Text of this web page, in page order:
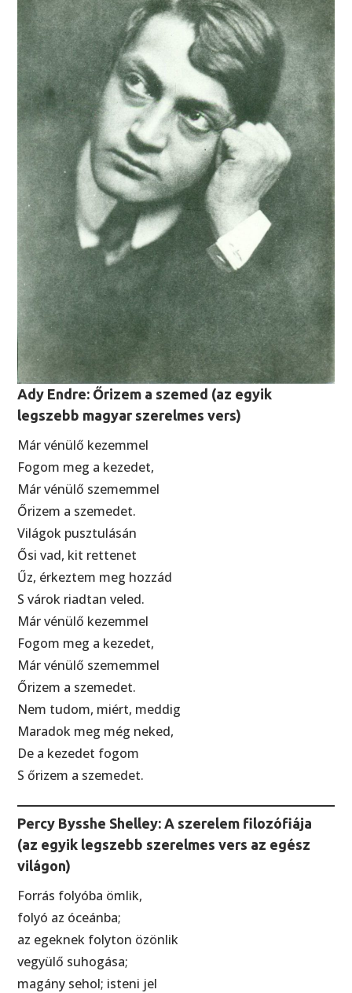
Ady Endre: Őrizem a szemed (az egyik
legszebb magyar szerelmes vers)
Már vénülő kezemmel
Fogom meg a kezedet,
Már vénülő szememmel
Őrizem a szemedet.
Világok pusztulásán
Ősi vad, kit rettenet
Űz, érkeztem meg hozzád
S várok riadtan veled.
Már vénülő kezemmel
Fogom meg a kezedet,
Már vénülő szememmel
Őrizem a szemedet.
Nem tudom, miért, meddig
Maradok meg még neked,
De a kezedet fogom
S őrizem a szemedet.
Percy Bysshe Shelley: A szerelem filozófiája
(az egyik legszebb szerelmes vers az egész
világon)
Forrás folyóba ömlik,
folyó az óceánba;
az egeknek folyton özönlik
vegyülő suhogása;
magány sehol; isteni jel